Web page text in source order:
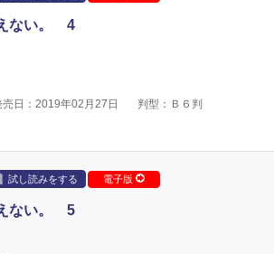
ない。 4
売日：2019年02月27日 判型：Ｂ６判
試し読みをする 電子版
ない。 5